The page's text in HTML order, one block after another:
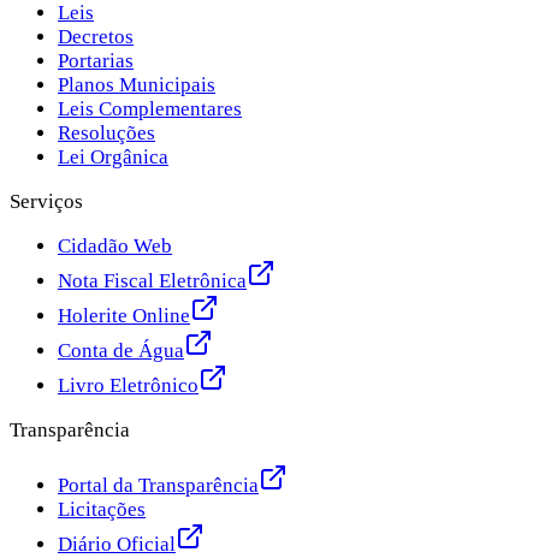
Leis
Decretos
Portarias
Planos Municipais
Leis Complementares
Resoluções
Lei Orgânica
Serviços
Cidadão Web
Nota Fiscal Eletrônica
Holerite Online
Conta de Água
Livro Eletrônico
Transparência
Portal da Transparência
Licitações
Diário Oficial